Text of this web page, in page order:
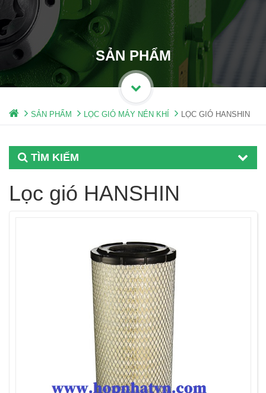
SẢN PHẨM
SẢN PHẨM LỌC GIÓ MÁY NÉN KHÍ LỌC GIÓ HANSHIN
TÌM KIẾM
Lọc gió HANSHIN